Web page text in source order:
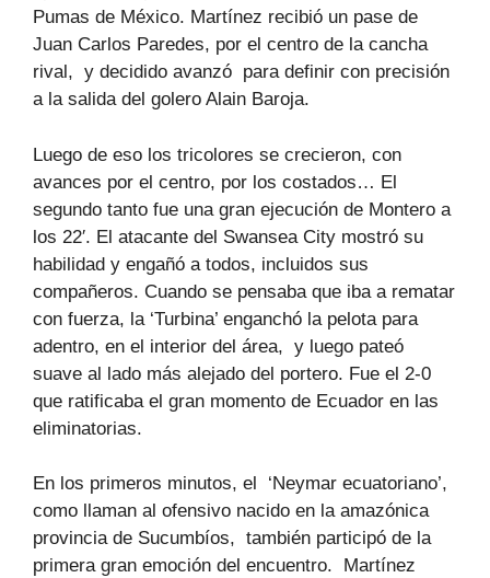
Pumas de México. Martínez recibió un pase de
Juan Carlos Paredes, por el centro de la cancha
rival, y decidido avanzó para definir con precisión
a la salida del golero Alain Baroja.
Luego de eso los tricolores se crecieron, con
avances por el centro, por los costados… El
segundo tanto fue una gran ejecución de Montero a
los 22′. El atacante del Swansea City mostró su
habilidad y engañó a todos, incluidos sus
compañeros. Cuando se pensaba que iba a rematar
con fuerza, la ‘Turbina’ enganchó la pelota para
adentro, en el interior del área, y luego pateó
suave al lado más alejado del portero. Fue el 2-0
que ratificaba el gran momento de Ecuador en las
eliminatorias.
En los primeros minutos, el ‘Neymar ecuatoriano’,
como llaman al ofensivo nacido en la amazónica
provincia de Sucumbíos, también participó de la
primera gran emoción del encuentro. Martínez